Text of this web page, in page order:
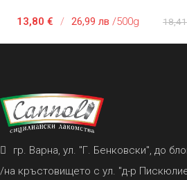
13,80 € / 26,99 лв /500g
гр. Варна, ул. "Г. Бенковски", до
/на кръстовището с ул. "д-р